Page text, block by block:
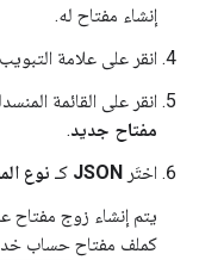
إنشاء مفتاح له.
انقر على علامة التبويب
انقر على القائمة
مفتاح جديد.
اختَر JSON كـ نوع
يتم إنشاء زوج